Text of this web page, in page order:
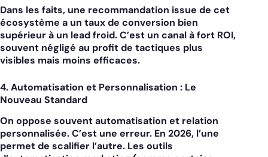
Dans les faits, une recommandation issue de cet
écosystème a un taux de conversion bien
supérieur à un lead froid. C’est un canal à fort ROI,
souvent négligé au profit de tactiques plus
visibles mais moins efficaces.
4. Automatisation et Personnalisation : Le
Nouveau Standard
On oppose souvent automatisation et relation
personnalisée. C’est une erreur. En 2026, l’une
permet de scalifier l’autre. Les outils